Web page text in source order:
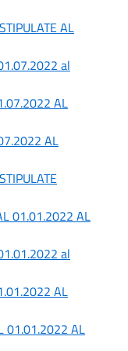
AL
al
AL
AL
01.01.2022 AL
al
AL
01.01.2022 AL